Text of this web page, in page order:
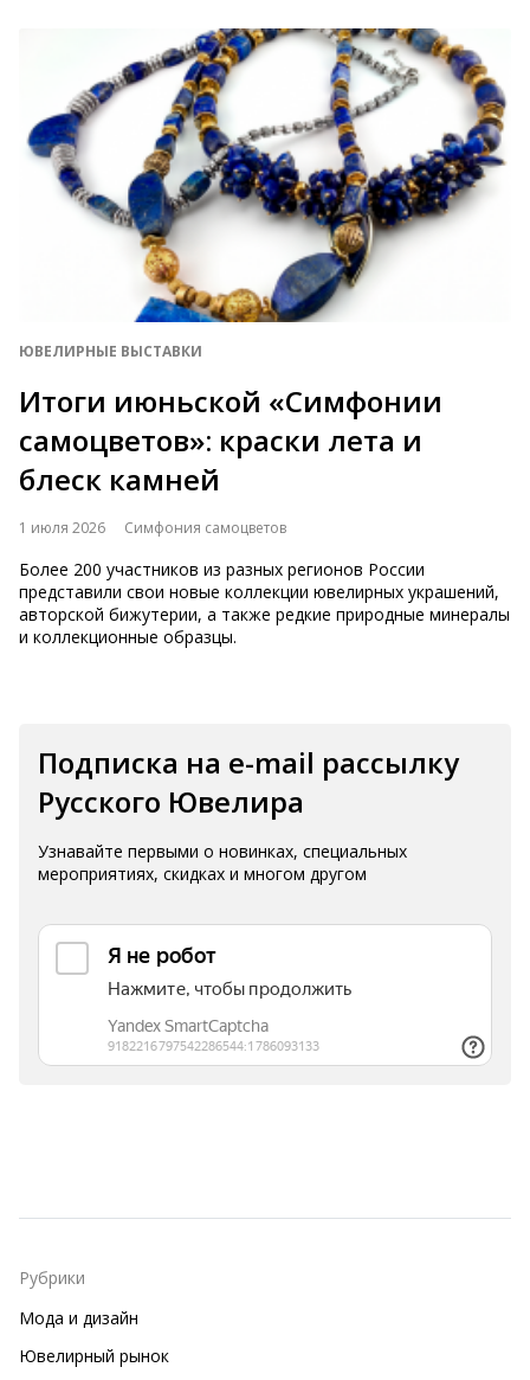
ЮВЕЛИРНЫЕ ВЫСТАВКИ
Итоги июньской «Симфонии
самоцветов»: краски лета и
блеск камней
1 июля 2026 Симфония самоцветов
Более 200 участников из разных регионов России
представили свои новые коллекции ювелирных украшений,
авторской бижутерии, а также редкие природные минералы
и коллекционные образцы.
Подписка на e-mail рассылку
Русского Ювелира
Узнавайте первыми о новинках, специальных
мероприятиях, скидках и многом другом
Рубрики
Мода и дизайн
Ювелирный рынок